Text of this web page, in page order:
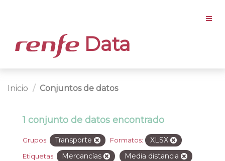
Data
Inicio Conjuntos de datos
1 conjunto de datos encontrado
Grupos: Transporte Formatos: XLSX
Etiquetas: Mercancías Media distancia